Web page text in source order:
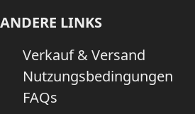
ANDERE LINKS
Verkauf & Versand
Nutzungsbedingungen
FAQs